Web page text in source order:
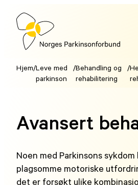
Hopp
innholdNorges
Hjem/Leve med
parkinson
/Behandling og
rehabilitering
/
Avansert
Noen med Parkinsons
plagsomme motoriske
det er forsøkt ulike